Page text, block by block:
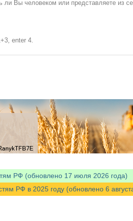
ли Вы человеком или представляете из
enter 4.
РФ (обновлено 17 июля 2026 года)
РФ в 2025 году (обновлено 6